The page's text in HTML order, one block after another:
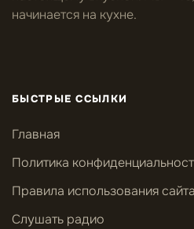
начинается на кухне.
БЫСТРЫЕ ССЫЛКИ
Главная
Политика
Правила использования сайта
Слушать радио